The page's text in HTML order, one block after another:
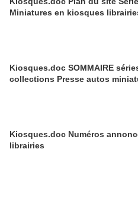
Miniatures en kiosques
Kiosques.doc SOMMAIRE
collections Presse autos
Kiosques.doc Numéros
librairies